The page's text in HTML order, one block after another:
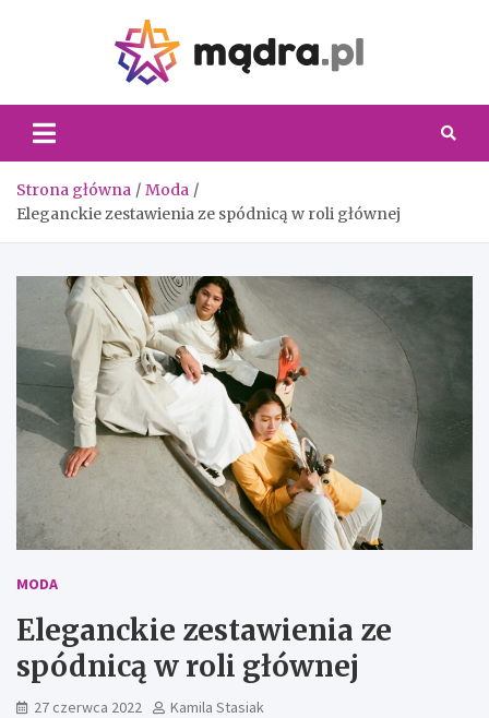
Strona główna
Moda
Eleganckie zestawienia ze spódnicą w roli głównej
MODA
Eleganckie zestawienia ze
spódnicą w roli głównej
27 czerwca 2022 Kamila Stasiak